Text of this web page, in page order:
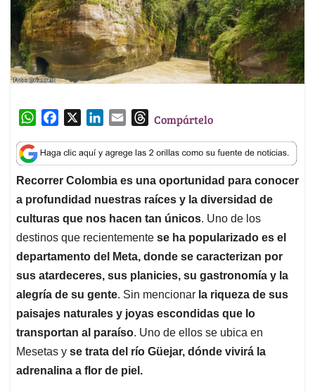
W
a
t
s
A
p
p
c
e
b
o
o
k
n
k
e
d
I
n
a
i
l
T
r
e
a
d
s
Compártelo
Recorrer Colombia es una oportunidad para conocer
a profundidad nuestras raíces y la diversidad de
culturas que nos hacen tan únicos. Uno de los
destinos que recientemente se ha popularizado es el
departamento del Meta, donde se caracterizan por
sus atardeceres, sus planicies, su gastronomía y la
alegría de su gente. Sin mencionar la riqueza de sus
paisajes naturales y joyas escondidas que lo
transportan al paraíso. Uno de ellos se ubica en
Mesetas y se trata del río Güejar, dónde vivirá la
adrenalina a flor de piel.